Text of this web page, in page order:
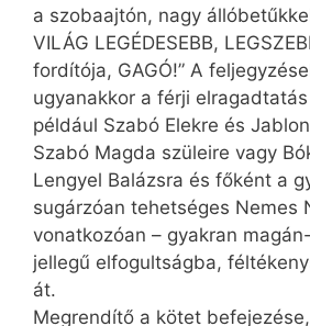
a szobaajtón, nagy
VILÁG LEGÉDESEBB,
fordítója, GAGÓ!” A
ugyanakkor a férji
például Szabó Elekre és
Szabó Magda szüleire vagy
Lengyel Balázsra és főként a
sugárzóan tehetséges Nemes
vonatkozóan – gyakran
jellegű elfogultságba,
át.
Megrendítő a kötet